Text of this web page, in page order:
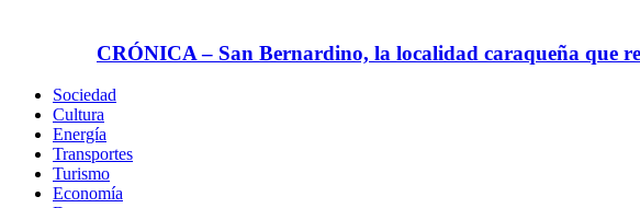
CRÓNICA – San Bernardino, la localidad caraqueña que
Sociedad
Cultura
Energía
Transportes
Turismo
Economía